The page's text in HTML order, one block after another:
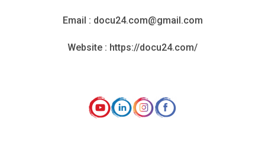
Email : docu24.com@gmail.com
Website : https://docu24.com/